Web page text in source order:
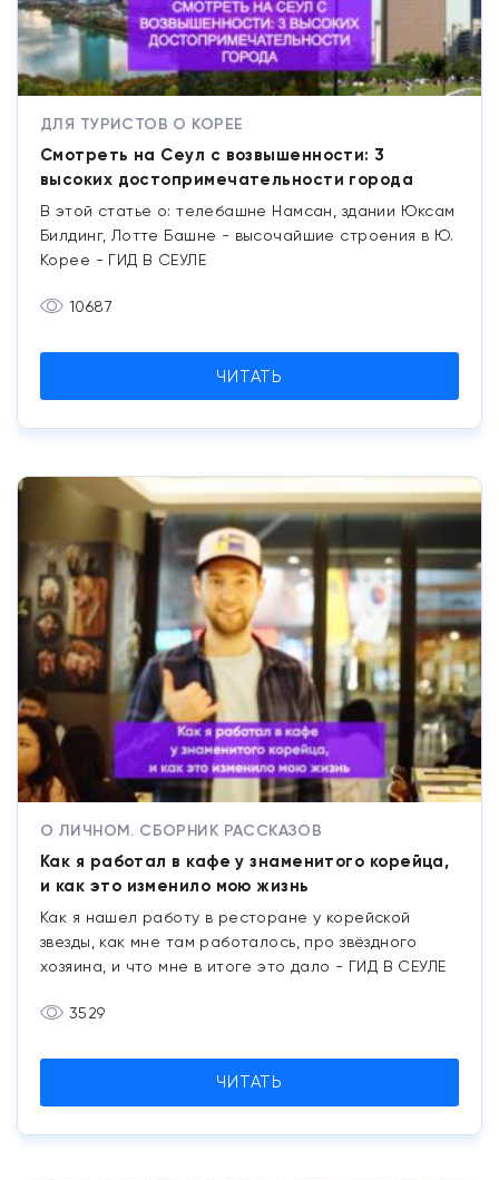
ДЛЯ ТУРИСТОВ О КОРЕЕ
Смотреть на Сеул с возвышенности: 3
высоких достопримечательности города
В этой статье о: телебашне Намсан, здании Юксам
Билдинг, Лотте Башне - высочайшие строения в Ю.
Корее - ГИД В СЕУЛЕ
10687
ЧИТАТЬ
О ЛИЧНОМ. СБОРНИК РАССКАЗОВ
Как я работал в кафе у знаменитого корейца,
и как это изменило мою жизнь
Как я нашел работу в ресторане у корейской
звезды, как мне там работалось, про звёздного
хозяина, и что мне в итоге это дало - ГИД В СЕУЛЕ
3529
ЧИТАТЬ